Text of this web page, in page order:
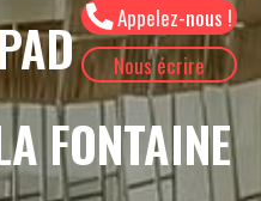
Appelez-nous !
Nous écrire
FONTAINE